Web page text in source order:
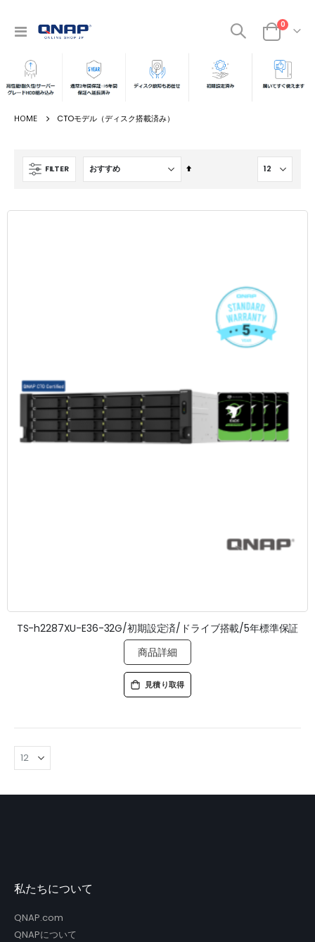
ナ
を
呼
ぶ
カート
0商品
CTOモデル（ディスク搭載済み）
FILTER
降
TS-h2287XU-E36-32G/初期設定済/ドライブ搭載/5年標準保証
商品詳細
見積り取得
私たちについて
QNAP.com
QNAPについて